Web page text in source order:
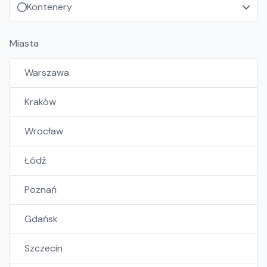
Kontenery
Miasta
Warszawa
Kraków
Wrocław
Łódź
Poznań
Gdańsk
Szczecin